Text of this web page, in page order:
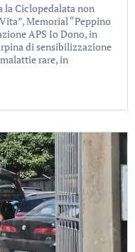
la Ciclopedalata non
Memorial “Peppino
APS Io Dono, in
di sensibilizzazione
rare, in